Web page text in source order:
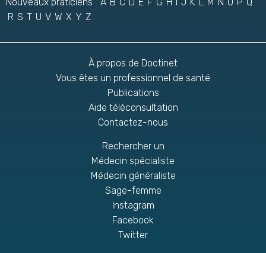
R S T U V W X Y Z
À propos de Doctinet
Vous êtes un professionnel de santé
Publications
Aide téléconsultation
Contactez-nous
Rechercher un
Médecin spécialiste
Médecin généraliste
Sage-femme
Instagram
Facebook
Twitter